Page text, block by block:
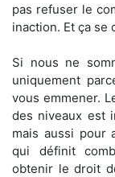
pas refuser le
inaction. Et ça se
Si nous ne
uniquement
vous emmener.
des niveaux est
mais aussi pour
qui définit
obtenir le droit